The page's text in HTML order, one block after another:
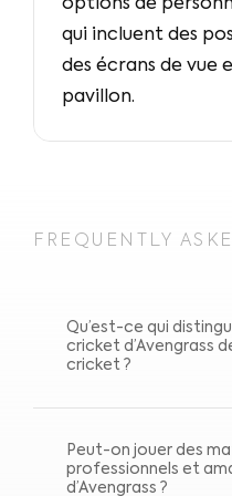
options de
qui incluent des
des écrans de vue
pavillon.
FREQUENTLY
Qu’est-ce qui
cricket d’Avengrass
cricket ?
Les terrains de
Avengrass se
de terrain
Peut-on jouer des
professionnels et
d’Avengrass ?